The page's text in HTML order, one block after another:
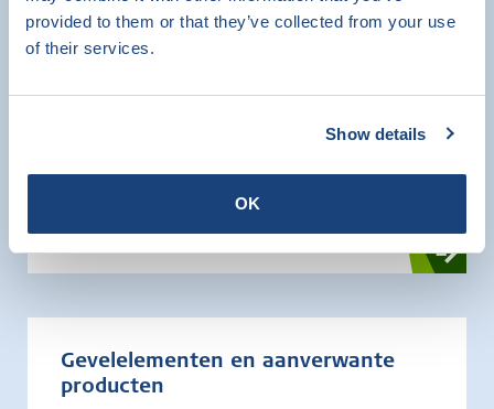
provided to them or that they’ve collected from your use
of their services.
Show details
OK
Gevelelementen
Onderzoek en beproeven
Gevelelementen en aanverwante
producten